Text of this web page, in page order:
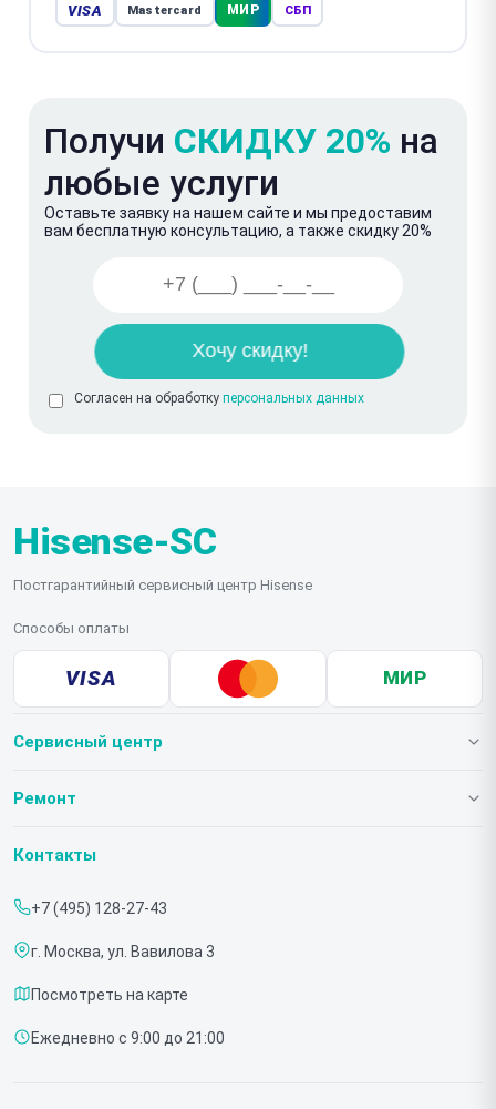
VISA Mastercard МИР СБП
Получи СКИДКУ 20% на
любые услуги
Оставьте заявку на нашем сайте и мы предоставим
вам бесплатную консультацию, а также скидку 20%
Согласен на обработку персональных данных
Hisense-SC
Постгарантийный сервисный центр Hisense
Способы оплаты
VISA МИР
Сервисный центр
О нашем сервисе
Срочный ремонт
Доставка и способы оплаты
Диагностика
Контакты
Ремонт
Телевизоров
Контакты
+7 (495) 128-27-43
г. Москва, ул. Вавилова 3
Посмотреть на карте
Ежедневно с 9:00 до 21:00